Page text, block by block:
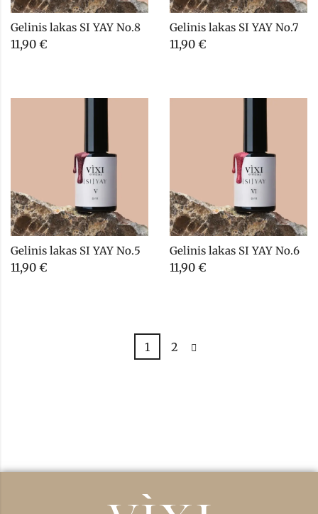
Gelinis lakas SI YAY No.8
11,90 €
Gelinis lakas SI YAY No.7
11,90 €
Gelinis lakas SI YAY No.5
11,90 €
Gelinis lakas SI YAY No.6
11,90 €
1 2